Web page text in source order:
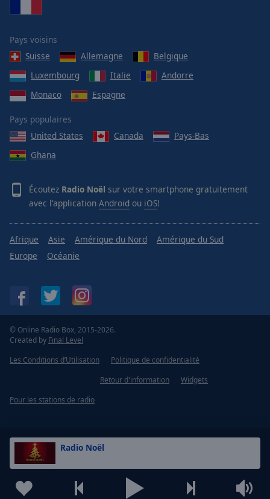
Radio Noël
Pays voisins
Suisse
Allemagne
Belgique
Luxembourg
Italie
Andorre
Monaco
Espagne
Pays populaires
United States
Canada
Pays-Bas
Ghana
Écoutez Radio Noël sur votre smartphone gratuitement
avec l'application Android ou iOS!
Afrique Asie Amérique du Nord
Amérique du Sud
Europe
Océanie
© Online Radio Box, 2015-2026.
Created by Final Level
Les Conditions d’Utilisation
Politique de confidentialité
Retour d'information
Widgets
Pour les stations de radio